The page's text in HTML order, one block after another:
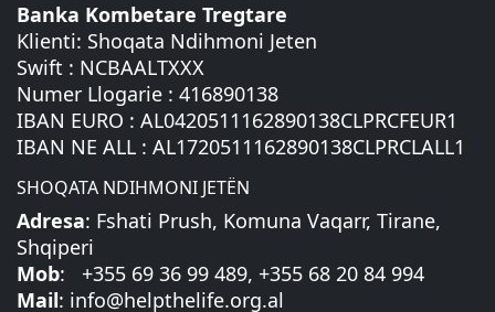
Banka Kombetare Tregtare
Klienti: Shoqata Ndihmoni Jeten
Swift : NCBAALTXXX
Numer Llogarie : 416890138
IBAN EURO : AL0420511162890138CLPRCFEUR1
IBAN NE ALL : AL1720511162890138CLPRCLALL1
SHOQATA NDIHMONI JETËN
Adresa: Fshati Prush, Komuna Vaqarr, Tirane,
Shqiperi
Mob: +355 69 36 99 489, +355 68 20 84 994
Mail: info@helpthelife.org.al